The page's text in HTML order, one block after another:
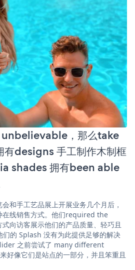
，那么take
designs 手工制作木制框
shades 拥有been able
和手工艺品展上开展业务几个月后，
线销售方式。他们required the
向访客展示他们的产品质量、轻巧且
的 Splash 没有为此提供足够的解决
之前尝试了 many different
好像它们是站点的一部分，并且笨重且